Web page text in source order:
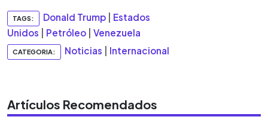
TAGS: Donald Trump
Estados
Unidos
Petróleo Venezuela
CATEGORIA: Noticias Internacional
Artículos Recomendados